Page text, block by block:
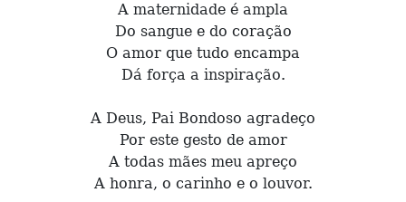
A maternidade é ampla
Do sangue e do coração
O amor que tudo encampa
Dá força a inspiração.
A Deus, Pai Bondoso agradeço
Por este gesto de amor
A todas mães meu apreço
A honra, o carinho e o louvor.